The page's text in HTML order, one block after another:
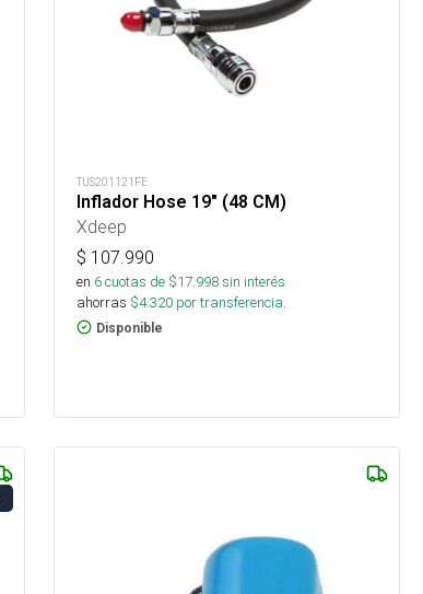
TUS201121FE
Inflador Hose 19" (48 CM)
Xdeep
$ 107.990
en 6cuotas de $17.998sin interés
ahorras $4.320 por transferencia.
Disponible